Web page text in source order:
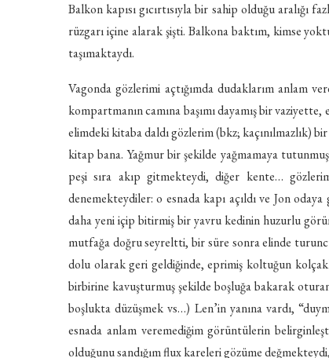
Balkon kapısı gıcırtısıyla bir sahip olduğu aralığı
rüzgarı içine alarak şişti. Balkona baktım, kimse
taşımaktaydı.
Vagonda gözlerimi açtığımda dudaklarım anlam
kompartmanın camına başımı dayamış bir
elimdeki kitaba daldı gözlerim (bkz; kaçınılmazlık)
kitap bana. Yağmur bir şekilde yağmamaya
peşi sıra akıp gitmekteydi, diğer kente…
denemekteydiler: o esnada kapı açıldı ve Jon
daha yeni içip bitirmiş bir yavru kedinin huzurlu
mutfağa doğru seyreltti, bir süre sonra elinde
dolu olarak geri geldiğinde, eprimiş koltuğun
birbirine kavuşturmuş şekilde boşluğa bakarak
boşlukta düzüşmek vs…) Len’in yanına vardı,
esnada anlam veremediğim görüntülerin
olduğunu sandığım flux kareleri gözüme değmekteydi,